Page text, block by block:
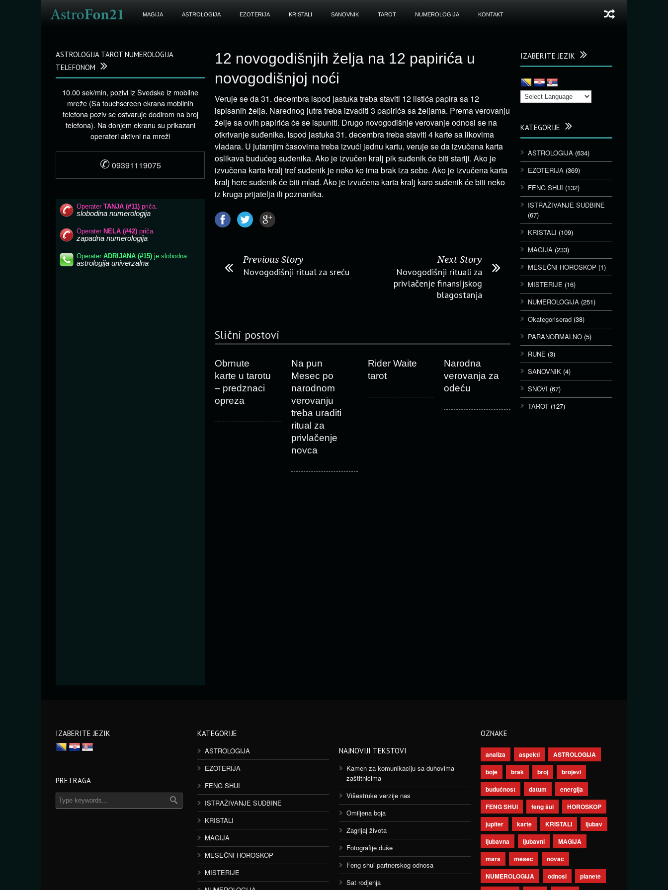
MAGIJA ASTROLOGIJA EZOTERIJA KRISTALI SANOVNIK TAROT NUMEROLOGIJA KONTAKT
12 novogodišnjih želja na 12 papirića u
novogodišnjoj noći
Veruje se da 31. decembra ispod jastuka treba staviti 12 listića papira sa 12
ispisanih želja. Narednog jutra treba izvaditi 3 papirića sa željama. Prema verovanju
želje sa ovih papirića će se ispuniti. Drugo novogodišnje verovanje odnosi se na
otkrivanje suđenika. Ispod jastuka 31. decembra treba staviti 4 karte sa likovima
vladara. U jutarnjim časovima treba izvući jednu kartu, veruje se da izvučena karta
oslikava budućeg suđenika. Ako je izvučen kralj pik suđenik će biti stariji. Ako je
izvučena karta kralj tref suđenik je neko ko ima brak iza sebe. Ako je izvučena karta
kralj herc suđenik će biti mlad. Ako je izvučena karta kralj karo suđenik će biti neko
iz kruga prijatelja ili poznanika.
Previous Story
Novogodišnji ritual za sreću
Next Story
Novogodišnji rituali za
privlačenje finansijskog
blagostanja
Slični postovi
Obrnute
karte u tarotu
– predznaci
opreza
Na pun
Mesec po
narodnom
verovanju
treba uraditi
ritual za
privlačenje
novca
Rider Waite
tarot
Narodna
verovanja za
odeću
IZABERITE JEZIK
KATEGORIJE
ASTROLOGIJA (634)
EZOTERIJA (369)
FENG SHUI (132)
ISTRAŽIVANJE SUDBINE
(67)
KRISTALI (109)
MAGIJA (233)
MESEČNI HOROSKOP (1)
MISTERIJE (16)
NUMEROLOGIJA (251)
Okategoriserad (38)
PARANORMALNO (5)
RUNE (3)
SANOVNIK (4)
SNOVI (67)
TAROT (127)
ASTROLOGIJA TAROT NUMEROLOGIJA
TELEFONOM
10.00 sek/min, pozivi iz Švedske iz mobilne
mreže (Sa touchscreen ekrana mobilnih
telefona poziv se ostvaruje dodirom na broj
telefona). Na donjem ekranu su prikazani
operateri aktivni na mreži
✆ 09391119075
IZABERITE JEZIK
PRETRAGA
KATEGORIJE
ASTROLOGIJA
EZOTERIJA
FENG SHUI
ISTRAŽIVANJE SUDBINE
KRISTALI
MAGIJA
MESEČNI HOROSKOP
MISTERIJE
NAJNOVIJI TEKSTOVI
Kamen za komunikaciju sa duhovima
zaštitnicima
Višestruke verzije nas
Omiljena boja
Zagrljaj života
Fotografije duše
Feng shui partnerskog odnosa
Sat rodjenja
OZNAKE
analiza aspekti
ASTROLOGIJA
boje
brak broj
brojevi
budućnost
datum
energija
FENG SHUI
feng šui
HOROSKOP
jupiter
karte KRISTALI
ljubav
ljubavna
ljubavni
MAGIJA
mars
mesec
novac
NUMEROLOGIJA
odnosi
planete